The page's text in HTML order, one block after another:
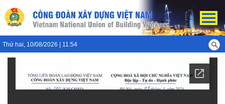
Thứ hai, 10/08/2026 | 11:54